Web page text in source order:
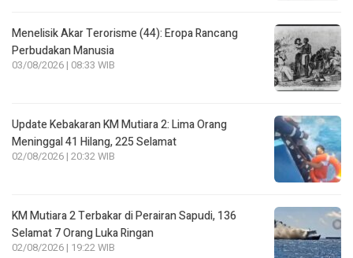
Menelisik Akar Terorisme (44): Eropa Rancang
Perbudakan Manusia
03/08/2026 | 08:33 WIB
Update Kebakaran KM Mutiara 2: Lima Orang
Meninggal 41 Hilang, 225 Selamat
02/08/2026 | 20:32 WIB
KM Mutiara 2 Terbakar di Perairan Sapudi, 136
Selamat 7 Orang Luka Ringan
02/08/2026 | 19:22 WIB